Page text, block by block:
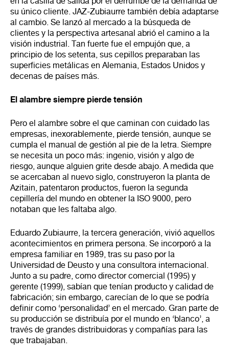
su único cliente. JAZ-Zubiaurre también debía adaptarse
al cambio. Se lanzó al mercado a la búsqueda de
clientes y la perspectiva artesanal abrió el camino a la
visión industrial. Tan fuerte fue el empujón que, a
principio de los setenta, sus cepillos preparaban las
superficies metálicas en Alemania, Estados Unidos y
decenas de países más.
El alambre siempre pierde tensión
Pero el alambre sobre el que caminan con cuidado las
empresas, inexorablemente, pierde tensión, aunque se
cumpla el manual de gestión al pie de la letra. Siempre
se necesita un poco más: ingenio, visión y algo de
riesgo, aunque alguien grite desde abajo. A medida que
se acercaban al nuevo siglo, construyeron la planta de
Azitain, patentaron productos, fueron la segunda
cepillería del mundo en obtener la ISO 9000, pero
notaban que les faltaba algo.
Eduardo Zubiaurre, la tercera generación, vivió aquellos
acontecimientos en primera persona. Se incorporó a la
empresa familiar en 1989, tras su paso por la
Universidad de Deusto y una consultora internacional.
Junto a su padre, como director comercial (1995) y
gerente (1999), sabían que tenían producto y calidad de
fabricación; sin embargo, carecían de lo que se podría
definir como ‘personalidad’ en el mercado. Gran parte de
su producción se distribuía por el mundo en ‘blanco’, a
través de grandes distribuidoras y compañías para las
que trabajaban.